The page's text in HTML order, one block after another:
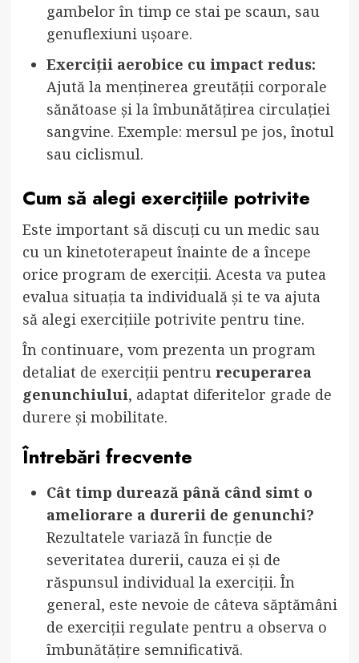
gambelor în timp ce stai pe scaun, sau
genuflexiuni ușoare.
Exerciții aerobice cu impact redus:
Ajută la menținerea greutății corporale
sănătoase și la îmbunătățirea circulației
sangvine. Exemple: mersul pe jos, înotul
sau ciclismul.
Cum să alegi exercițiile potrivite
Este important să discuți cu un medic sau
cu un kinetoterapeut înainte de a începe
orice program de exerciții. Acesta va putea
evalua situația ta individuală și te va ajuta
să alegi exercițiile potrivite pentru tine.
În continuare, vom prezenta un program
detaliat de exerciții pentru recuperarea
genunchiului, adaptat diferitelor grade de
durere și mobilitate.
Întrebări frecvente
Cât timp durează până când simt o
ameliorare a durerii de genunchi?
Rezultatele variază în funcție de
severitatea durerii, cauza ei și de
răspunsul individual la exerciții. În
general, este nevoie de câteva săptămâni
de exerciții regulate pentru a observa o
îmbunătățire semnificativă.